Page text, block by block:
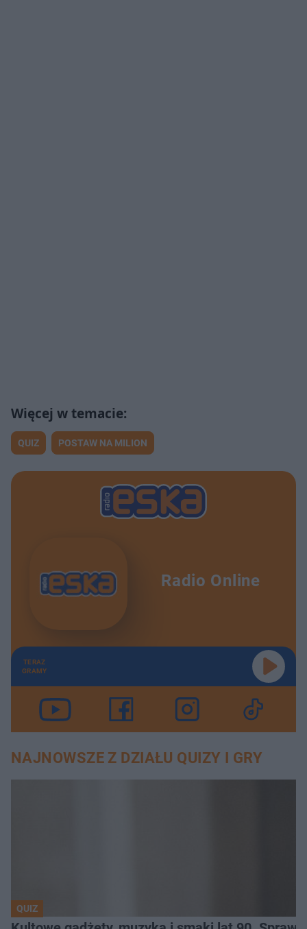
QUIZ POSTAW NA MILION
Radio Online
TERAZ
GRAMY
NAJNOWSZE Z DZIAŁU QUIZY I GRY
QUIZ